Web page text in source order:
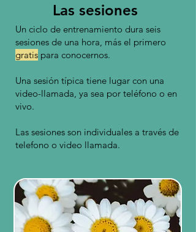
Las sesiones
Un ciclo de entrenamiento dura seis
sesiones de una hora, más el primero
gratis para conocernos.
Una sesión típica tiene lugar con una
video-llamada, ya sea por teléfono o en
vivo.
Las sesiones son individuales a través de
telefono o video llamada.